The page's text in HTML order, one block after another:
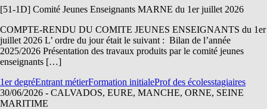
[51-1D] Comité Jeunes Enseignants MARNE du 1er juillet 2026
COMPTE-RENDU DU COMITE JEUNES ENSEIGNANTS du 1er
juillet 2026 L’ ordre du jour était le suivant : Bilan de l’année
2025/2026 Présentation des travaux produits par le comité jeunes
enseignants […]
1er degréEntrant métierFormation initialeProf des écolesstagiaires
30/06/2026 - CALVADOS, EURE, MANCHE, ORNE, SEINE
MARITIME